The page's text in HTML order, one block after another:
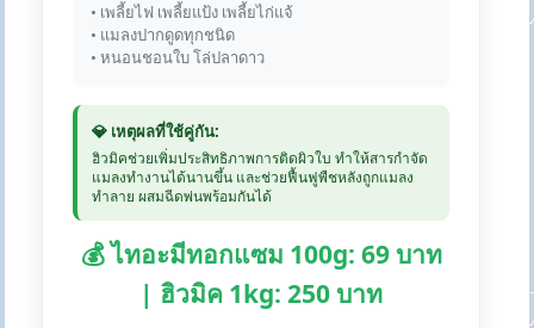
• เพลี้ยไฟ เพลี้ยแป้ง เพลี้ยไก่แจ้
• แมลงปากดูดทุกชนิด
• หนอนชอนใบ โล่ปลาดาว
💎 เหตุผลที่ใช้คู่กัน:
ฮิวมิคช่วยเพิ่มประสิทธิภาพการติดผิวใบ ทำให้สารกำจัด
แมลงทำงานได้นานขึ้น และช่วยฟื้นฟูพืชหลังถูกแมลง
ทำลาย ผสมฉีดพ่นพร้อมกันได้
💰 ไทอะมีทอกแซม 100g: 69 บาท
| ฮิวมิค 1kg: 250 บาท